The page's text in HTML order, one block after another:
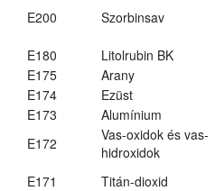
E200 Szorbinsav
E180
Litolrubin BK
E175
Arany
E174
Ezüst
E173
Alumínium
E172
Vas-oxidok és vas-
hidroxidok
E171
Titán-dioxid